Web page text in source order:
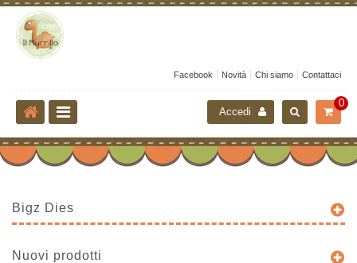
Facebook Novità Chi siamo Contattaci
0
Accedi
Bigz Dies
Nuovi prodotti